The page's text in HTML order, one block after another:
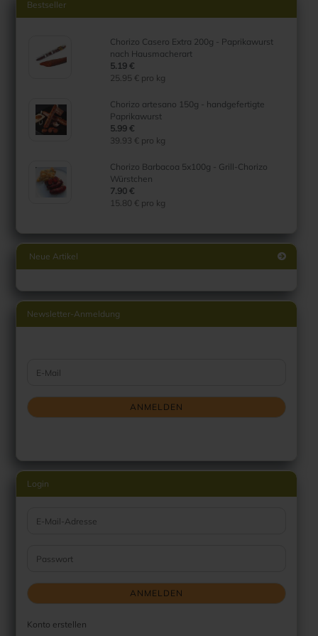
Bestseller
Chorizo Casero Extra 200g - Paprikawurst
nach Hausmacherart
5.19 €
25.95 € pro kg
Chorizo artesano 150g - handgefertigte
Paprikawurst
5.99 €
39.93 € pro kg
Chorizo Barbacoa 5x100g - Grill-Chorizo
Würstchen
7.90 €
15.80 € pro kg
Neue Artikel
Newsletter-Anmeldung
E-Mail
ANMELDEN
Login
E-Mail-Adresse
Passwort
ANMELDEN
Konto erstellen